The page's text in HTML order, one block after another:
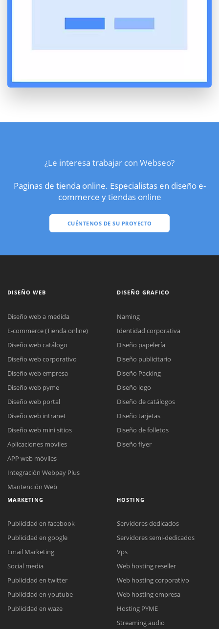
¿Le interesa trabajar con Webseo?
Paginas de tienda online. Especialistas en diseño e-
commerce y tiendas online
CUÉNTENOS DE SU PROYECTO
Reunión online
Meet para la reunión online.
Cotización
Chat Online
Todos nuestros ejecutivos están fuera de línea. Complete el formulario
DISEÑO WEB
Diseño web a medida
E-commerce (Tienda online)
Diseño web catálogo
Diseño web corporativo
Diseño web empresa
Diseño web pyme
Diseño web portal
Diseño web intranet
Diseño web mini sitios
Aplicaciones moviles
APP web móviles
Integración Webpay Plus
Mantención Web
DISEÑO GRAFICO
Naming
Identidad corporativa
Diseño papelería
Diseño publicitario
Diseño Packing
Diseño logo
Diseño de catálogos
Diseño tarjetas
Diseño de folletos
Diseño flyer
MARKETING
Publicidad en facebook
Publicidad en google
Email Marketing
Social media
Publicidad en twitter
Publicidad en youtube
Publicidad en waze
HOSTING
Servidores dedicados
Servidores semi-dedicados
Vps
Web hosting reseller
Web hosting corporativo
Web hosting empresa
Hosting PYME
Streaming audio